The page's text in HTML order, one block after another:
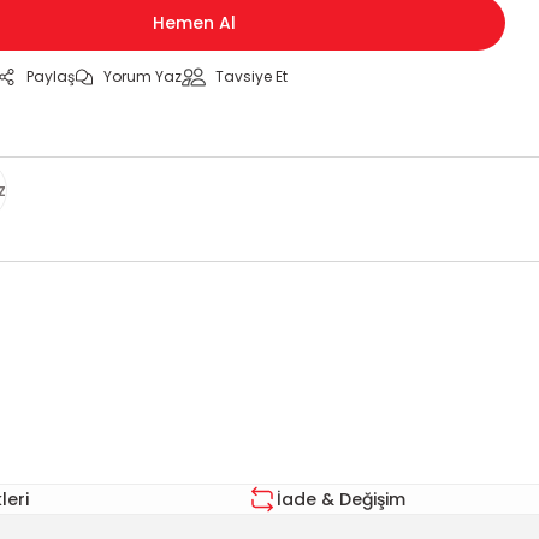
Hemen Al
Paylaş Yorum Yaz Tavsiye Et
İade & Değişim